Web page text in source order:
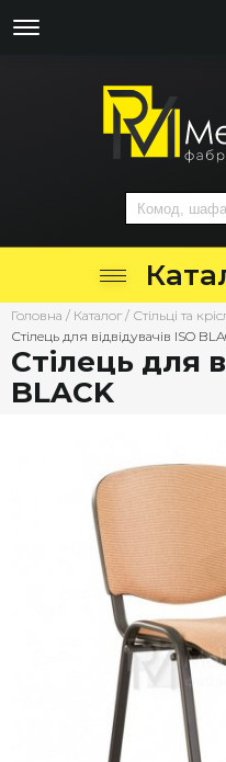
Головна / Каталог / Стільці та
Стілець для відвідувачів ISO
Стілець для
BLACK